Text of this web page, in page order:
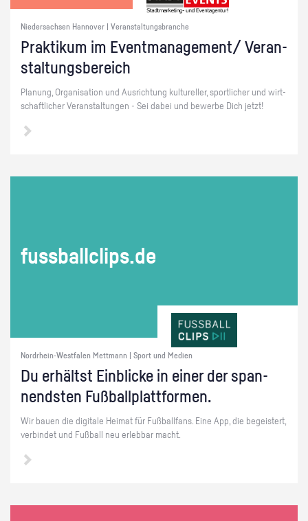
Niedersachsen Hannover | Veranstaltungsbranche
Prak­ti­kum im Event­ma­nage­ment/ Ver­an­
stal­tungs­be­reich
Pla­nung, Or­ga­ni­sa­ti­on und Aus­rich­tung kul­tu­rel­ler, sport­li­cher und wirt­
schaft­li­cher Ver­an­stal­tun­gen - Sei dabei und be­wer­be Dich jetzt!
fuss­ball­clips.de
Nordrhein-Westfalen Mettmann | Sport und Medien
Du er­hältst Ein­bli­cke in einer der span­
nends­ten Fuß­ball­platt­for­men.
Wir bauen die di­gi­ta­le Hei­mat für Fuß­ball­fans. Eine App, die be­geis­tert,
ver­bin­det und Fuß­ball neu er­leb­bar macht.